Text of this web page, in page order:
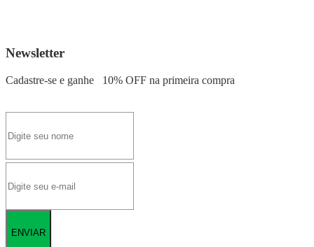
Newsletter
Cadastre-se e ganhe 10% OFF na primeira compra
ENVIAR